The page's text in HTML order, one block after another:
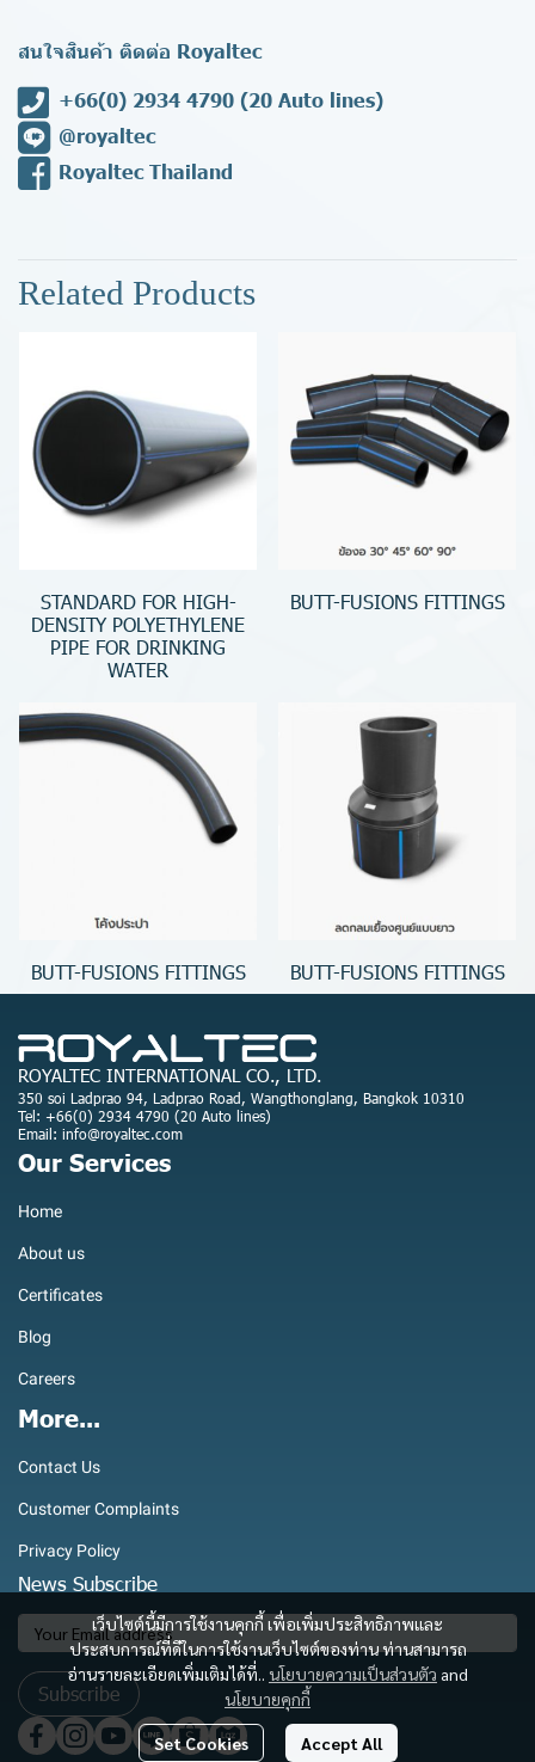
สนใจสินค้า ติดต่อ Royaltec
+66(0) 2934 4790 (20 Auto lines)
@royaltec
Royaltec Thailand
Related Products
STANDARD FOR HIGH-
DENSITY POLYETHYLENE
PIPE FOR DRINKING
WATER
BUTT-FUSIONS FITTINGS
BUTT-FUSIONS FITTINGS BUTT-FUSIONS FITTINGS
เว็บไซต์นี้มีการใช้งานคุกกี้ เพื่อเพิ่มประสิทธิภาพและ
ประสบการณ์ที่ดีในการใช้งานเว็บไซต์ของท่าน ท่านสามารถ
อ่านรายละเอียดเพิ่มเติมได้ที่.. นโยบายความเป็นส่วนตัว and
นโยบายคุกกี้
Set Cookies Accept All
ROYALTEC INTERNATIONAL CO., LTD.
350 soi Ladprao 94, Ladprao Road, Wangthonglang, Bangkok 10310
Tel: +66(0) 2934 4790 (20 Auto lines)
Email: info@royaltec.com
Our Services
Home
About us
Certificates
Blog
Careers
More...
Contact Us
Customer Complaints
Privacy Policy
News Subscribe
Subscribe